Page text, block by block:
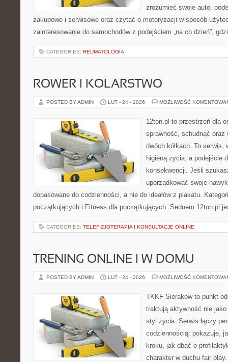
zrozumieć swoje auto,
zakupowe i serwisowe oraz czytać o motoryzacji w sposób
zainteresowanie do samochodów z podejściem „na co dzień”,
CATEGORIES: REUMATOLOGIA
ROWER I KOLARSTWO
POSTED BY ADMIN LUT - 24 - 2026 MOŻLIWOŚĆ
12ton.pl to przestrzeń dla
sprawność, schudnąć oraz
dwóch kółkach. To
higieną życia, a podejście
konsekwencji. Jeśli
uporządkować swoje
dopasowane do codzienności, a nie do ideałów z plakatu.
początkujących i Fitness dla początkujących. Sednem 12ton.pl
CATEGORIES: TELEFIZJOTERAPIA I KONSULTACJE ONLINE
TRENING ONLINE I W DOMU
POSTED BY ADMIN LUT - 24 - 2026 MOŻLIWOŚĆ
TKKF Sieraków to punkt
traktują aktywność nie
styl życia. Serwis łączy
codziennością: pokazuje,
kroku, jak dbać o
charakter w duchu fair